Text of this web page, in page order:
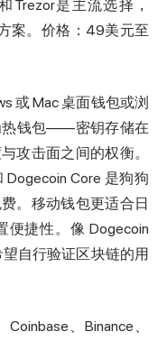
Trezor是主流选择，
案。价格：49美元至
或 Mac 桌面钱包或浏
热钱包——密钥存储在
攻击面之间的权衡。
Dogecoin Core 是狗狗
。移动钱包更适合日
捷性。像 Dogecoin
自行验证区块链的用
、Binance、